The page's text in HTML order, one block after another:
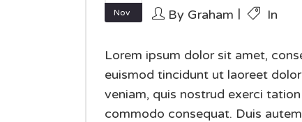
Nov By Graham In
Lorem ipsum dolor sit amet,
euismod tincidunt ut laoreet
veniam, quis nostrud exerci
commodo consequat. Duis